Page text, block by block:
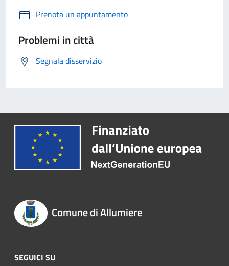
Prenota un appuntamento
Problemi in città
Segnala disservizio
Comune di Allumiere
SEGUICI SU